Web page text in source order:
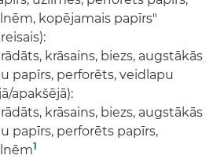
kopējamais papīrs"
krāsains, biezs, augstākās
papīrs, perforēts, veidlapu
apakšējā):
krāsains, biezs, augstākās
papīrs, perforēts papīrs,
1